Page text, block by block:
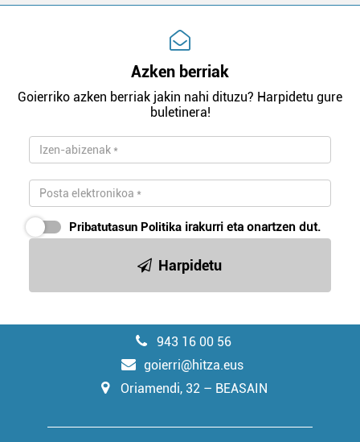
Azken berriak
Goierriko azken berriak jakin nahi dituzu? Harpidetu gure
buletinera!
Pribatutasun Politika irakurri eta onartzen dut.
Harpidetu
943 16 00 56
goierri@hitza.eus
Oriamendi, 32 – BEASAIN